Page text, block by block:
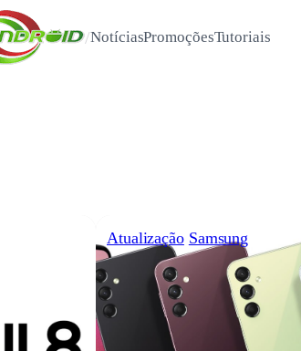
/NotíciasPromoçõesTutoriais
Atualização Samsung